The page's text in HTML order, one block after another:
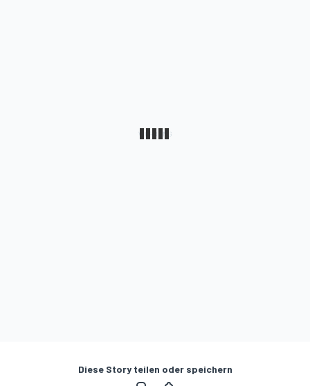
Diese Story teilen oder speichern